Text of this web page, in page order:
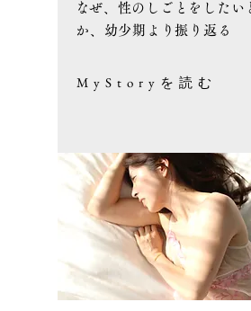
なぜ、性のしごとをしたい
か、幼少期より振り返る
MyStoryを読む